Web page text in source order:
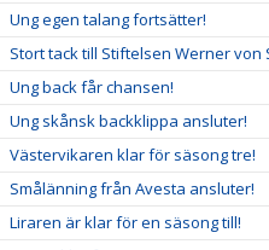
Ung egen talang fortsätter!
Stort tack till Stiftelsen Werner von
Ung back får chansen!
Ung skånsk backklippa ansluter!
Västervikaren klar för säsong tre!
Smålänning från Avesta ansluter!
Liraren är klar för en säsong till!